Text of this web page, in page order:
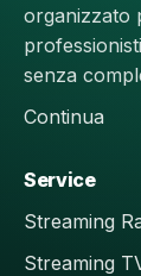
organizzato
senza
Continua
Service
Streaming
Streaming